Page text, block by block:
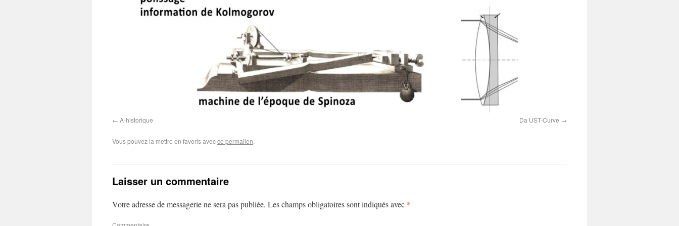
A-historique Da UST-Curve
Vous pouvez la mettre en favoris avecce permalien.
Laisser un commentaire
Votre adresse de messagerie ne sera pas publiée. Les champs obligatoires sont indiqués avec *